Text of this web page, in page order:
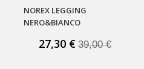
NOREX LEGGING
NERO&BIANCO
27,30 € 39,00 €